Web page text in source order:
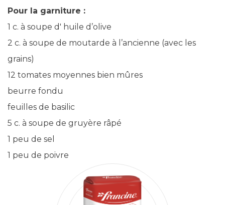
Pour la garniture :
1 c. à soupe d' huile d’olive
2 c. à soupe de moutarde à l’ancienne (avec les
grains)
12 tomates moyennes bien mûres
beurre fondu
feuilles de basilic
5 c. à soupe de gruyère râpé
1 peu de sel
1 peu de poivre